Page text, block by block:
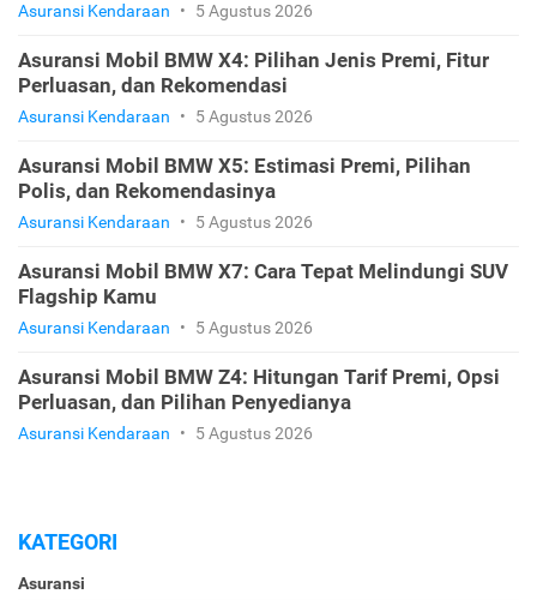
Asuransi Kendaraan • 5 Agustus 2026
Asuransi Mobil BMW X4: Pilihan Jenis Premi, Fitur
Perluasan, dan Rekomendasi
Asuransi Kendaraan • 5 Agustus 2026
Asuransi Mobil BMW X5: Estimasi Premi, Pilihan
Polis, dan Rekomendasinya
Asuransi Kendaraan • 5 Agustus 2026
Asuransi Mobil BMW X7: Cara Tepat Melindungi SUV
Flagship Kamu
Asuransi Kendaraan • 5 Agustus 2026
Asuransi Mobil BMW Z4: Hitungan Tarif Premi, Opsi
Perluasan, dan Pilihan Penyedianya
Asuransi Kendaraan • 5 Agustus 2026
KATEGORI
Asuransi